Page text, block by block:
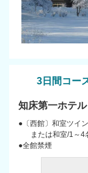
3日間コー
知床第一ホテル
●〔西館〕和室ツイン
または和室/1～4
●全館禁煙